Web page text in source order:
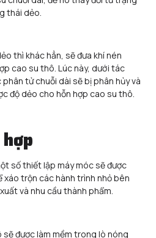
thái dẻo.
thì khác hẳn, sẽ đưa khí nén
cao su thô. Lúc này, dưới tác
tử chuỗi dài sẽ bị phân hủy và
độ dẻo cho hỗn hợp cao su thô.
số thiết lập máy móc sẽ được
trộn các hành trình nhỏ bên
và nhu cầu thành phẩm.
được làm mềm trong lò nóng